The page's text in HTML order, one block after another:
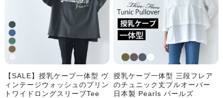
【SALE】授乳ケープ一体型 ヴ
ィンテージウォッシュのプリン
トワイドロングスリーブTee
授乳ケープ一体型 三段フレア
のチュニック丈プルオーバー
日本製 Pearls パールズ